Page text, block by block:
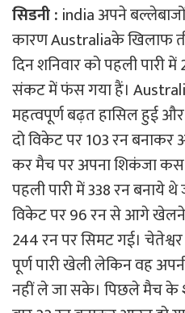
सिडनी : india अपने
कारण Australiaके खिलाफ
दिन शनिवार को पहली पारी
संकट में फंस गया हैं।
महत्वपूर्ण बढ़त हासिल हुई
दो विकेट पर 103 रन
कर मैच पर अपना शिकंजा
पहली पारी में 338 रन
विकेट पर 96 रन से आगे खेलने
244 रन पर सिमट गई।
पूर्ण पारी खेली लेकिन वह
नहीं ले जा सके। पिछले मैच के